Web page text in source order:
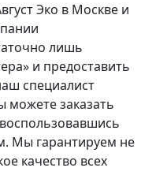
Эко в Москве и
лишь
и предоставить
специалист
можете заказать
Мы гарантируем не
качество всех